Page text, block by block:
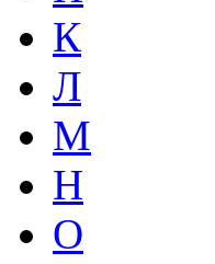
К
Л
М
Н
О